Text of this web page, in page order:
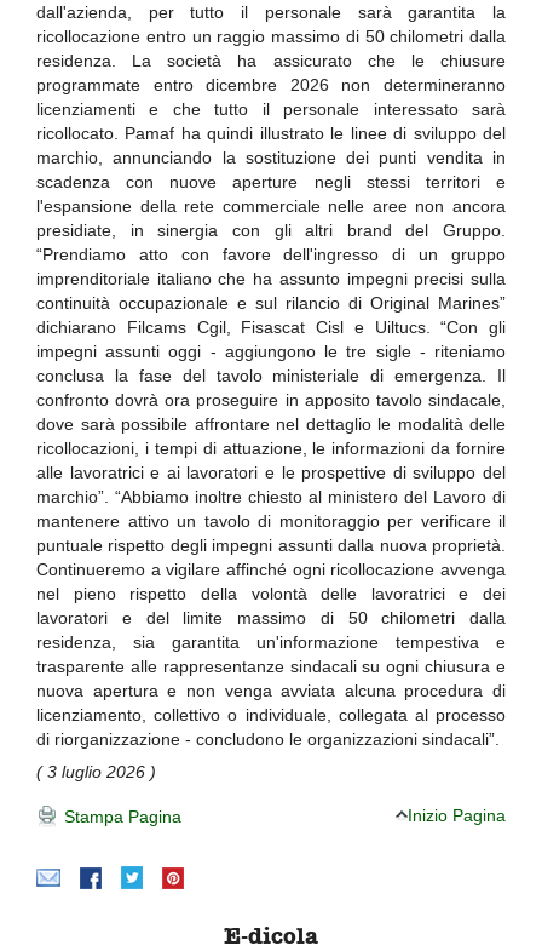
dall'azienda, per tutto il personale sarà garantita la
ricollocazione entro un raggio massimo di 50 chilometri dalla
residenza. La società ha assicurato che le chiusure
programmate entro dicembre 2026 non determineranno
licenziamenti e che tutto il personale interessato sarà
ricollocato. Pamaf ha quindi illustrato le linee di sviluppo del
marchio, annunciando la sostituzione dei punti vendita in
scadenza con nuove aperture negli stessi territori e
l'espansione della rete commerciale nelle aree non ancora
presidiate, in sinergia con gli altri brand del Gruppo.
“Prendiamo atto con favore dell'ingresso di un gruppo
imprenditoriale italiano che ha assunto impegni precisi sulla
continuità occupazionale e sul rilancio di Original Marines”
dichiarano Filcams Cgil, Fisascat Cisl e Uiltucs. “Con gli
impegni assunti oggi - aggiungono le tre sigle - riteniamo
conclusa la fase del tavolo ministeriale di emergenza. Il
confronto dovrà ora proseguire in apposito tavolo sindacale,
dove sarà possibile affrontare nel dettaglio le modalità delle
ricollocazioni, i tempi di attuazione, le informazioni da fornire
alle lavoratrici e ai lavoratori e le prospettive di sviluppo del
marchio”. “Abbiamo inoltre chiesto al ministero del Lavoro di
mantenere attivo un tavolo di monitoraggio per verificare il
puntuale rispetto degli impegni assunti dalla nuova proprietà.
Continueremo a vigilare affinché ogni ricollocazione avvenga
nel pieno rispetto della volontà delle lavoratrici e dei
lavoratori e del limite massimo di 50 chilometri dalla
residenza, sia garantita un'informazione tempestiva e
trasparente alle rappresentanze sindacali su ogni chiusura e
nuova apertura e non venga avviata alcuna procedura di
licenziamento, collettivo o individuale, collegata al processo
di riorganizzazione - concludono le organizzazioni sindacali”.
( 3 luglio 2026 )
Stampa Pagina Inizio Pagina
E-dicola